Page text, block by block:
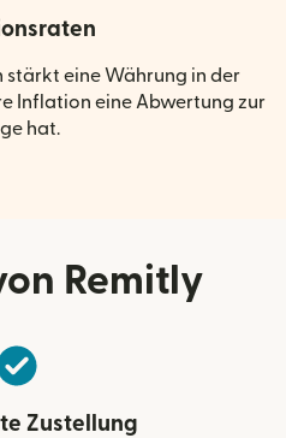
stärkt eine Währung in der
Inflation eine Abwertung zur
hat.
Remitly
Zustellung